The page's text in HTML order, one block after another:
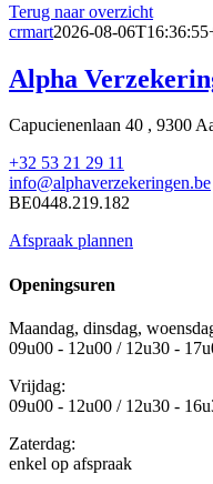
Terug naar overzicht
crmart2026-08-
Alpha
Capucienenlaan 40 , 9300
+32 53 21 29 11
info@alphaverzekeringen.be
BE0448.219.182
Afspraak plannen
Openingsuren
Maandag, dinsdag,
09u00 - 12u00 / 12u30 -
Vrijdag:
09u00 - 12u00 / 12u30 -
Zaterdag:
enkel op afspraak